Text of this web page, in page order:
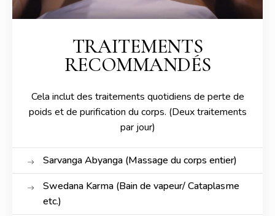
TRAITEMENTS
RECOMMANDÉS
Cela inclut des traitements quotidiens de perte de
poids et de purification du corps. (Deux traitements
par jour)
Sarvanga Abyanga (Massage du corps entier)
Swedana Karma (Bain de vapeur/ Cataplasme
etc.)